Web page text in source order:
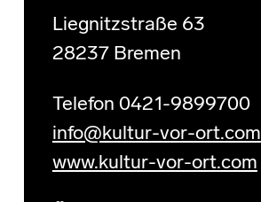
Liegnitzstraße 63
28237 Bremen
Telefon 0421-9899700
info@kultur-vor-ort.com
www.kultur-vor-ort.com